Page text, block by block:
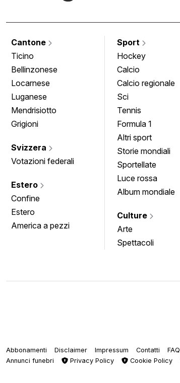
Cantone
Ticino
Bellinzonese
Locarnese
Luganese
Mendrisiotto
Grigioni
Svizzera
Votazioni federali
Estero
Confine
Estero
America a pezzi
Sport
Hockey
Calcio
Calcio regionale
Sci
Tennis
Formula 1
Altri sport
Storie mondiali
Sportellate
Luce rossa
Album mondiale
Culture
Arte
Spettacoli
Abbonamenti Disclaimer Impressum Contatti FAQ
Annunci funebri
Privacy Policy Cookie Policy